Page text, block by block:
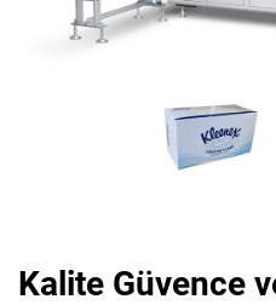
Kalite Güvence